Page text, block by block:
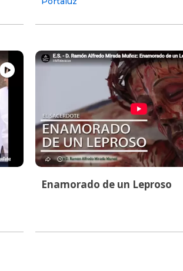
Enamorado de un Leproso